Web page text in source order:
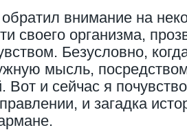
внимание на
своего организма,
Безусловно,
мысль,
Вот и сейчас я
и загадка